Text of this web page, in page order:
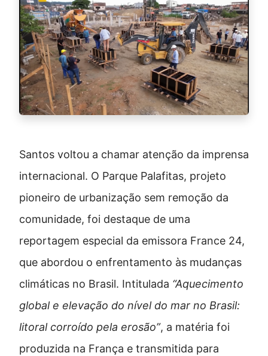
Santos voltou a chamar atenção da imprensa
internacional. O Parque Palafitas, projeto
pioneiro de urbanização sem remoção da
comunidade, foi destaque de uma
reportagem especial da emissora France 24,
que abordou o enfrentamento às mudanças
climáticas no Brasil. Intitulada “Aquecimento
global e elevação do nível do mar no Brasil:
litoral corroído pela erosão”, a matéria foi
produzida na França e transmitida para